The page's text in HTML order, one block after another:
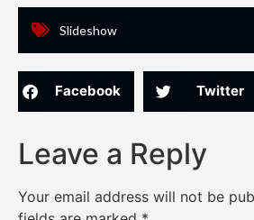
Slideshow
Facebook Twitter
Leave a Reply
Your email address will not be